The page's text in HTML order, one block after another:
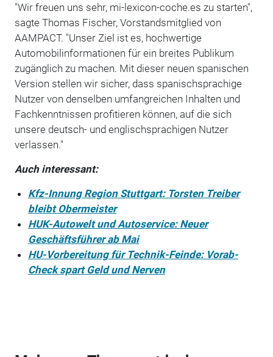
"Wir freuen uns sehr, mi-lexicon-coche.es zu starten",
sagte Thomas Fischer, Vorstandsmitglied von
AAMPACT. "Unser Ziel ist es, hochwertige
Automobilinformationen für ein breites Publikum
zugänglich zu machen. Mit dieser neuen spanischen
Version stellen wir sicher, dass spanischsprachige
Nutzer von denselben umfangreichen Inhalten und
Fachkenntnissen profitieren können, auf die sich
unsere deutsch- und englischsprachigen Nutzer
verlassen."
Auch interessant:
Kfz-Innung Region Stuttgart: Torsten Treiber
bleibt Obermeister
HUK-Autowelt und Autoservice: Neuer
Geschäftsführer ab Mai
HU-Vorbereitung für Technik-Feinde: Vorab-
Check spart Geld und Nerven